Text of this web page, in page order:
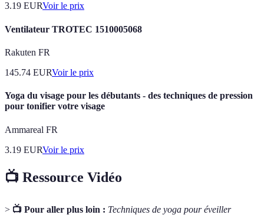
3.19 EURVoir le prix
Ventilateur TROTEC 1510005068
Rakuten FR
145.74 EURVoir le prix
Yoga du visage pour les débutants - des techniques de pression
pour tonifier votre visage
Ammareal FR
3.19 EURVoir le prix
📺 Ressource Vidéo
> 📺 Pour aller plus loin : Techniques de yoga pour éveiller